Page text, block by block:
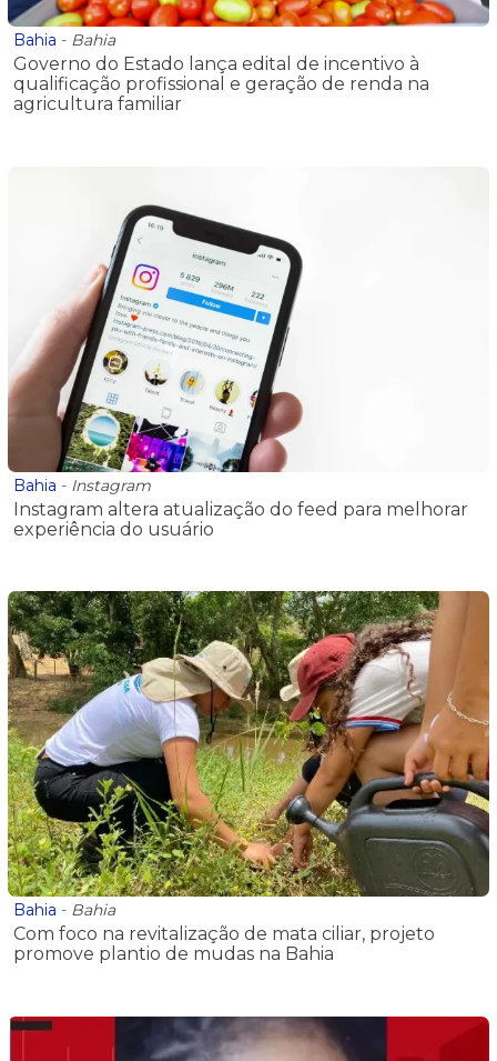
Bahia - Bahia
Governo do Estado lança edital de incentivo à
qualificação profissional e geração de renda na
agricultura familiar
Bahia - Instagram
Instagram altera atualização do feed para melhorar
experiência do usuário
Bahia - Bahia
Com foco na revitalização de mata ciliar, projeto
promove plantio de mudas na Bahia